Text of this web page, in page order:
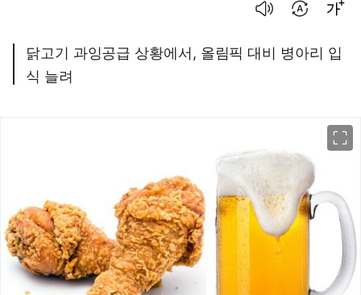
닭고기 과잉공급 상황에서, 올림픽 대비 병아리 입
식 늘려